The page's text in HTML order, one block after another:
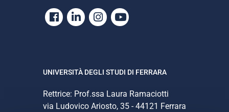
Facebook
LinkedinInstagram
Youtube
UNIVERSITÀ DEGLI STUDI DI FERRARA
Rettrice: Prof.ssa Laura Ramaciotti
via Ludovico Ariosto, 35 - 44121 Ferrara